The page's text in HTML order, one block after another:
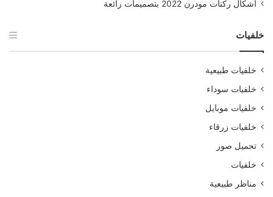
اشكال ركنات مودرن 2022 بتصميمات رائعة
خلفيات
خلفيات طبيعية
خلفيات سوداء
خلفيات موبايل
خلفيات زرقاء
تحميل صور
خلفيات
مناظر طبيعية